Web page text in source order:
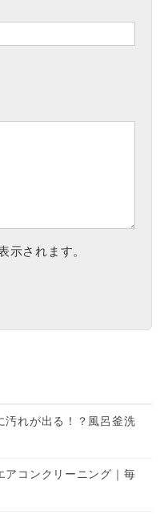
示されます。
汚れが出る！？風呂釜洗
アコンクリーニング｜毎